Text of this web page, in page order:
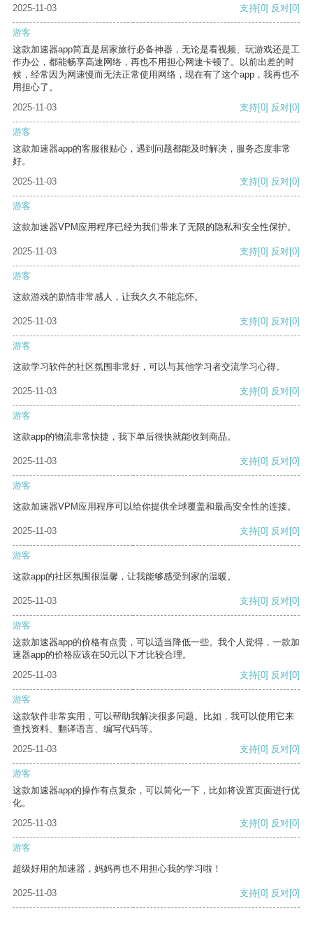
2025-11-03 支持[0] 反对[0]
游客
这款加速器app简直是居家旅行必备神器，无论是看视频、玩游戏还是工
作办公，都能畅享高速网络，再也不用担心网速卡顿了。以前出差的时
候，经常因为网速慢而无法正常使用网络，现在有了这个app，我再也不
用担心了。
2025-11-03
支持[0] 反对[0]
游客
这款加速器app的客服很贴心，遇到问题都能及时解决，服务态度非常
好。
2025-11-03
支持[0] 反对[0]
游客
这款加速器VPM应用程序已经为我们带来了无限的隐私和安全性保护。
2025-11-03 支持[0] 反对[0]
游客
这款游戏的剧情非常感人，让我久久不能忘怀。
2025-11-03 支持[0] 反对[0]
游客
这款学习软件的社区氛围非常好，可以与其他学习者交流学习心得。
2025-11-03 支持[0] 反对[0]
游客
这款app的物流非常快捷，我下单后很快就能收到商品。
2025-11-03 支持[0] 反对[0]
游客
这款加速器VPM应用程序可以给你提供全球覆盖和最高安全性的连接。
2025-11-03 支持[0] 反对[0]
游客
这款app的社区氛围很温馨，让我能够感受到家的温暖。
2025-11-03 支持[0] 反对[0]
游客
这款加速器app的价格有点贵，可以适当降低一些。我个人觉得，一款加
速器app的价格应该在50元以下才比较合理。
2025-11-03
支持[0] 反对[0]
游客
这款软件非常实用，可以帮助我解决很多问题。比如，我可以使用它来
查找资料、翻译语言、编写代码等。
2025-11-03
支持[0] 反对[0]
游客
这款加速器app的操作有点复杂，可以简化一下，比如将设置页面进行优
化。
2025-11-03
支持[0] 反对[0]
游客
超级好用的加速器，妈妈再也不用担心我的学习啦！
2025-11-03 支持[0] 反对[0]